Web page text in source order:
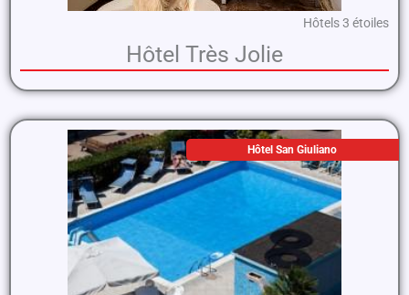
Hôtels 3 étoiles
Hôtel Très Jolie
Hôtel San Giuliano